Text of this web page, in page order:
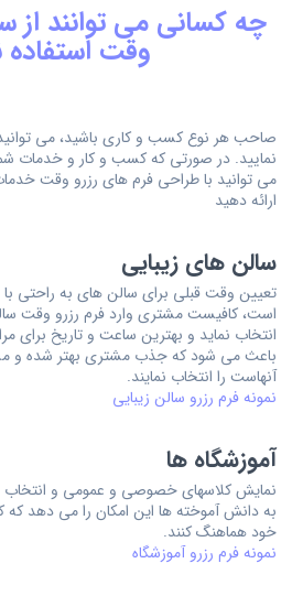
چه کسانی می توانند از
وقت استفاده
صاحب هر نوع کسب و کاری باشید، می توانید
نمایید. در صورتی که کسب و کار و خدمات
می توانید با طراحی فرم های رزرو وقت
ارائه دهید
سالن های زیبایی
تعیین وقت قبلی برای سالن های به راحتی با
است، کافیست مشتری وارد فرم رزرو وقت
انتخاب نماید و بهترین ساعت و تاریخ برای
باعث می شود که جذب مشتری بهتر شده و
آنهاست را انتخاب نمایند.
نمونه فرم رزرو سالن زیبایی
آموزشگاه ها
نمایش کلاسهای خصوصی و عمومی و انتخاب
به دانش آموخته ها این امکان را می دهد که
خود هماهنگ کنند.
نمونه فرم رزرو آموزشگاه